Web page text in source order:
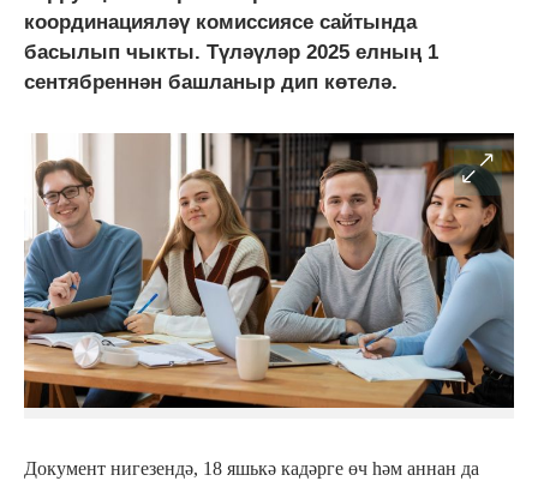
координацияләү комиссиясе сайтында
басылып чыкты. Түләүләр 2025 елның 1
сентябреннән башланыр дип көтелә.
Документ нигезендә, 18 яшькә кадәрге өч һәм аннан да